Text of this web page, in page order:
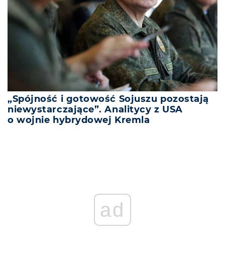
„Spójność i gotowość Sojuszu pozostają
niewystarczające”. Analitycy z USA
o wojnie hybrydowej Kremla
ad